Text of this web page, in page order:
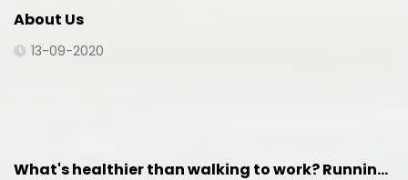
About Us
13-09-2020
What's healthier than walking to work? Runnin…